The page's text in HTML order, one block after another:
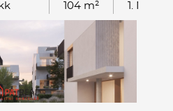
104 m² 1. NP